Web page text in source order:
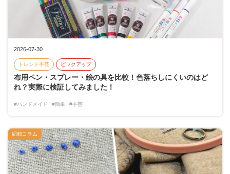
2026-07-30
トレンド手芸 ピックアップ
布用ペン・スプレー・絵の具を比較！色落ちしにくいのはど
れ？実際に検証してみました！
#ハンドメイド #簡単 #手芸
紐釦コラム